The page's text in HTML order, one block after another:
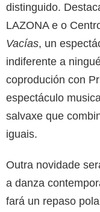
distinguido.
LAZONA e o
Vacías, un
indiferente a
coprodución con
espectáculo
salvaxe que
iguais.
Outra novidade
a danza
fará un repaso